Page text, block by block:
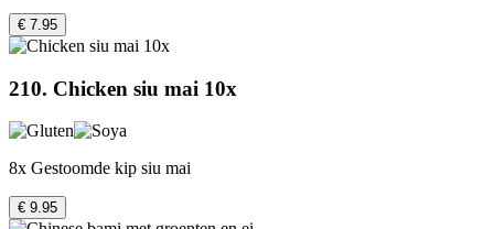
€ 7.95
210. Chicken siu mai 10x
8x Gestoomde kip siu mai
€ 9.95